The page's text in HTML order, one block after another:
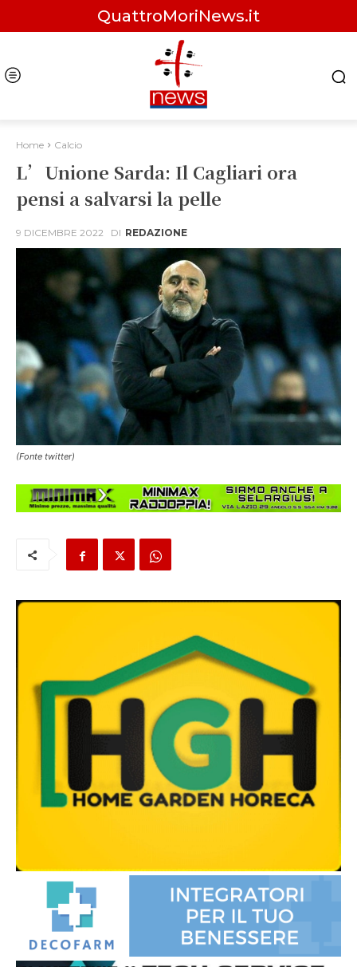
QuattroMoriNews.it
Home Calcio
L’Unione Sarda: Il Cagliari ora
pensi a salvarsi la pelle
9 DICEMBRE 2022 DI REDAZIONE
(Fonte twitter)